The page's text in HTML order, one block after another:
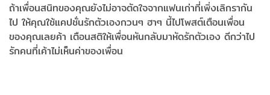
ถ้าเพื่อนสนิทของคุณยังไม่อาจตัดใจจากแฟนเก่าที่เพิ่งเลิกรากัน
ไป ให้คุณใช้แคปชั่นรักตัวเองกวนๆ ฮาๆ นี้ไปโพสต์เตือนเพื่อน
ของคุณเลยค้า เตือนสติให้เพื่อนหันกลับมาหัดรักตัวเอง ดีกว่าไป
รักคนที่เค้าไม่เห็นค่าของเพื่อน